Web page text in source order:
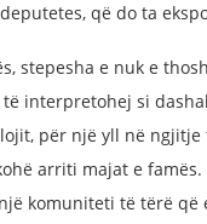
që do ta
stepesha e nuk e
interpretohej si
për një yll në ngjitje
arriti majat e famës.
komuniteti të tërë që